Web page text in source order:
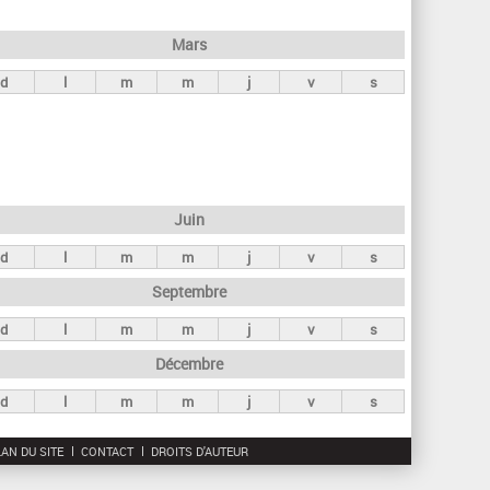
r
c
Mars
d l m m j v s
Juin
d l m m j v s
Septembre
d l m m j v s
Décembre
d l m m j v s
DU SITE CONTACT DROITS D'AUTEUR